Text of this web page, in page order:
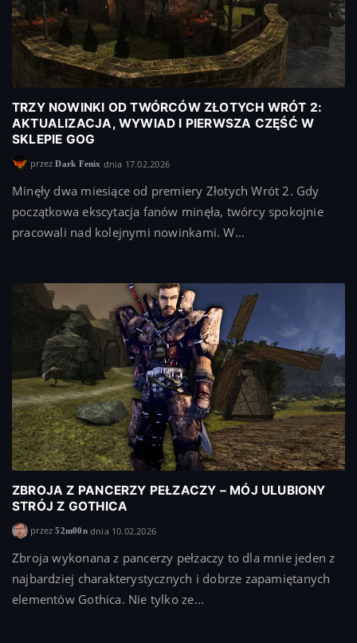
TRZY NOWINKI OD TWÓRCÓW ZŁOTYCH WRÓT 2:
AKTUALIZACJA, WYWIAD I PIERWSZA CZĘŚĆ W
SKLEPIE GOG
przezDark Fenix dnia 17.02.2026
Minęły dwa miesiące od premiery Złotych Wrót 2. Gdy
początkowa ekscytacja fanów minęła, twórcy spokojnie
pracowali nad kolejnymi nowinkami. W...
ZBROJA Z PANCERZY PEŁZACZY – MÓJ ULUBIONY
STRÓJ Z GOTHICA
przez52m00ndnia 10.02.2026
Zbroja wykonana z pancerzy pełzaczy to dla mnie jeden z
najbardziej charakterystycznych i dobrze zapamiętanych
elementów Gothica. Nie tylko ze...